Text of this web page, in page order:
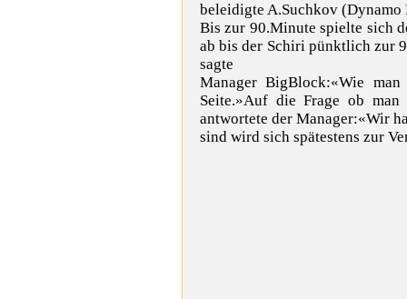
beleidigte A.Suchkov (Dynamo
Bis zur 90.Minute spielte sich
ab bis der Schiri pünktlich zur
sagte
Manager BigBlock:«Wie
Seite.»Auf die Frage ob
antwortete der Manager:«Wir
sind wird sich spätestens zur